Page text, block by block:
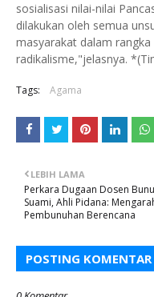
sosialisasi nilai-nilai
dilakukan oleh semua
masyarakat dalam
radikalisme,"jelasnya.
Tags: Agama
LEBIH LAMA
Perkara Dugaan Dosen
Suami, Ahli Pidana:
Pembunuhan Berencana
POSTING KOMENTAR